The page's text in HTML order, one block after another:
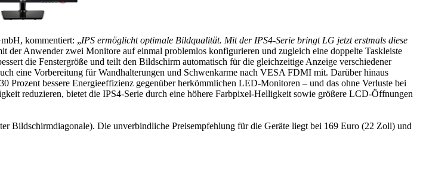
kommentiert: „IPS ermöglicht optimale Bildqualität. Mit der IPS4-Serie bringt LG jetzt erstmals diese
der Anwender zwei Monitore auf einmal problemlos konfigurieren und zugleich eine doppelte Taskleiste
die Fenstergröße und teilt den Bildschirm automatisch für die gleichzeitige Anzeige verschiedener
eine Vorbereitung für Wandhalterungen und Schwenkarme nach VESA FDMI mit. Darüber hinaus
bessere Energieeffizienz gegenüber herkömmlichen LED-Monitoren – und das ohne Verluste bei
reduzieren, bietet die IPS4-Serie durch eine höhere Farbpixel-Helligkeit sowie größere LCD-Öffnungen
Bildschirmdiagonale). Die unverbindliche Preisempfehlung für die Geräte liegt bei 169 Euro (22 Zoll) und